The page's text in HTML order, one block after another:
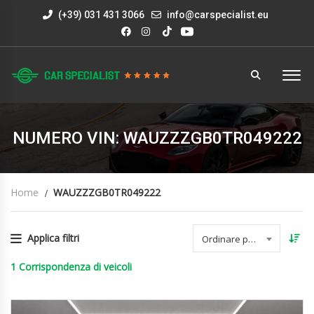
(+39) 031 431 3066 info@carspecialist.eu
NUMERO VIN: WAUZZZGB0TR049222
Home WAUZZZGB0TR049222
Applica filtri Ordinare per data
1 Corrispondenza di veicoli